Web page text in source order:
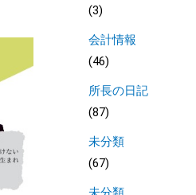
(3)
会計情報
(46)
所長の日記
(87)
未分類
(67)